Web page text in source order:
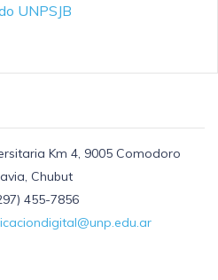
UNPSJB
Km 4, 9005 Comodoro
Chubut
455-7856